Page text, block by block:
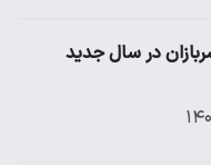
در سال جدید